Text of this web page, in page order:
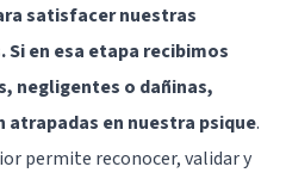
satisfacer nuestras
en esa etapa recibimos
negligentes o dañinas,
atrapadas en nuestra psique.
permite reconocer, validar y